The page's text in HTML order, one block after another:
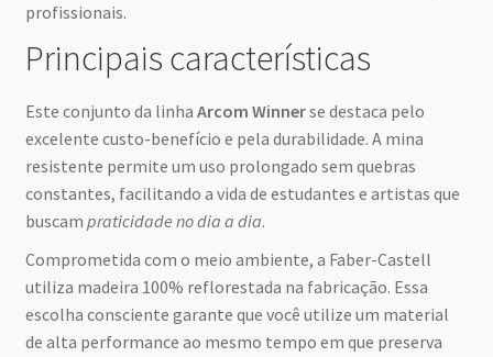
profissionais.
Principais características
Este conjunto da linha Arcom Winnerse destaca pelo
excelente custo-benefício e pela durabilidade. A mina
resistente permite um uso prolongado sem quebras
constantes, facilitando a vida de estudantes e artistas que
buscam praticidade no dia a dia.
Comprometida com o meio ambiente, a Faber-Castell
utiliza madeira 100% reflorestada na fabricação. Essa
escolha consciente garante que você utilize um material
de alta performance ao mesmo tempo em que preserva